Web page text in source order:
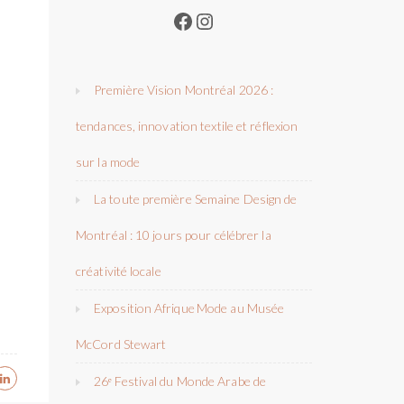
Facebook
Instagram
Première Vision Montréal 2026 :
tendances, innovation textile et réflexion
sur la mode
La toute première Semaine Design de
Montréal : 10 jours pour célébrer la
créativité locale
Exposition Afrique Mode au Musée
McCord Stewart
26ᵉ Festival du Monde Arabe de